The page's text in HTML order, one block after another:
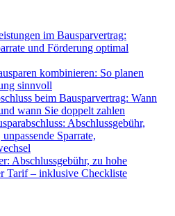
im Bausparvertrag:
und Förderung optimal
kombinieren: So planen
sinnvoll
beim Bausparvertrag: Wann
wann Sie doppelt zahlen
Abschlussgebühr,
Sparrate,
Abschlussgebühr, zu hohe
Tarif – inklusive Checkliste